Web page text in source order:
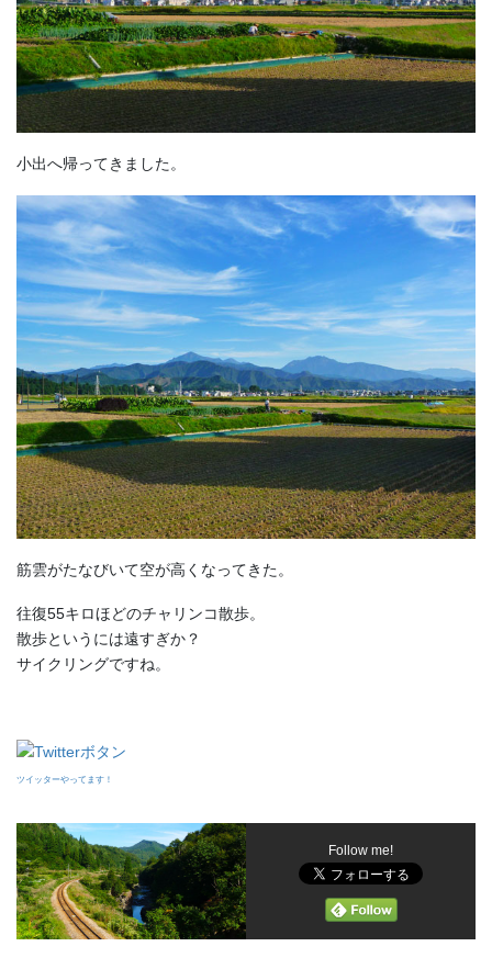
小出へ帰ってきました。
筋雲がたなびいて空が高くなってきた。
往復55キロほどのチャリンコ散歩。
散歩というには遠すぎか？
サイクリングですね。
ツイッターやってます！
Follow me!